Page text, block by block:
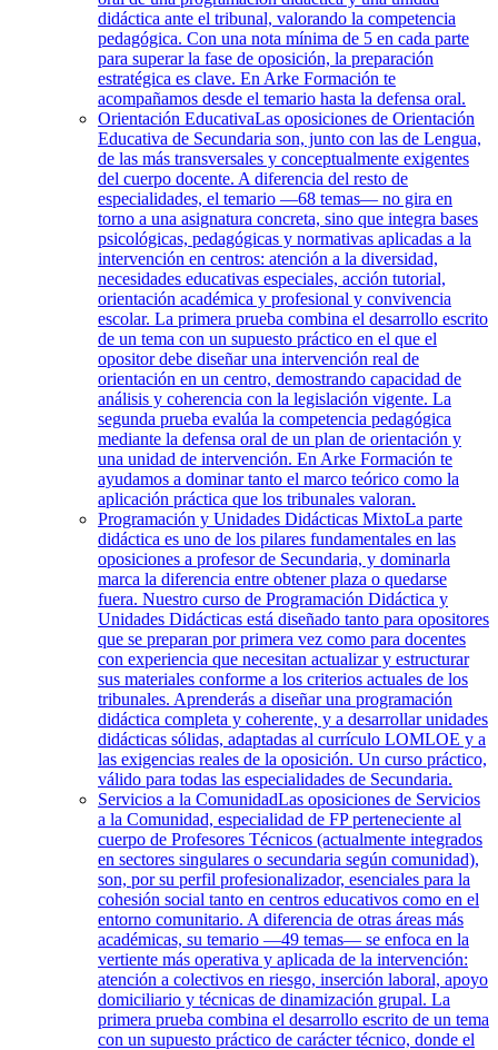
didáctica ante el tribunal, valorando la competencia
pedagógica. Con una nota mínima de 5 en cada parte
para superar la fase de oposición, la preparación
estratégica es clave. En Arke Formación te
acompañamos desde el temario hasta la defensa oral.
Orientación EducativaLas oposiciones de Orientación
Educativa de Secundaria son, junto con las de Lengua,
de las más transversales y conceptualmente exigentes
del cuerpo docente. A diferencia del resto de
especialidades, el temario —68 temas— no gira en
torno a una asignatura concreta, sino que integra bases
psicológicas, pedagógicas y normativas aplicadas a la
intervención en centros: atención a la diversidad,
necesidades educativas especiales, acción tutorial,
orientación académica y profesional y convivencia
escolar. La primera prueba combina el desarrollo escrito
de un tema con un supuesto práctico en el que el
opositor debe diseñar una intervención real de
orientación en un centro, demostrando capacidad de
análisis y coherencia con la legislación vigente. La
segunda prueba evalúa la competencia pedagógica
mediante la defensa oral de un plan de orientación y
una unidad de intervención. En Arke Formación te
ayudamos a dominar tanto el marco teórico como la
aplicación práctica que los tribunales valoran.
Programación y Unidades Didácticas MixtoLa parte
didáctica es uno de los pilares fundamentales en las
oposiciones a profesor de Secundaria, y dominarla
marca la diferencia entre obtener plaza o quedarse
fuera. Nuestro curso de Programación Didáctica y
Unidades Didácticas está diseñado tanto para opositores
que se preparan por primera vez como para docentes
con experiencia que necesitan actualizar y estructurar
sus materiales conforme a los criterios actuales de los
tribunales. Aprenderás a diseñar una programación
didáctica completa y coherente, y a desarrollar unidades
didácticas sólidas, adaptadas al currículo LOMLOE y a
las exigencias reales de la oposición. Un curso práctico,
válido para todas las especialidades de Secundaria.
Servicios a la ComunidadLas oposiciones de Servicios
a la Comunidad, especialidad de FP perteneciente al
cuerpo de Profesores Técnicos (actualmente integrados
en sectores singulares o secundaria según comunidad),
son, por su perfil profesionalizador, esenciales para la
cohesión social tanto en centros educativos como en el
entorno comunitario. A diferencia de otras áreas más
académicas, su temario —49 temas— se enfoca en la
vertiente más operativa y aplicada de la intervención:
atención a colectivos en riesgo, inserción laboral, apoyo
domiciliario y técnicas de dinamización grupal. La
primera prueba combina el desarrollo escrito de un tema
con un supuesto práctico de carácter técnico, donde el